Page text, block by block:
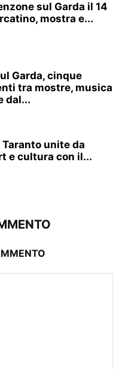
sul Garda il 14
mostra e...
Garda, cinque
tra mostre, musica
dal...
Taranto unite da
e cultura con il...